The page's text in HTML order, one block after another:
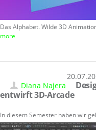
Das Alphabet. Wilde 3D
more
Diana Najera
entwirft 3D-Arcade
In diesem Semester haben wir